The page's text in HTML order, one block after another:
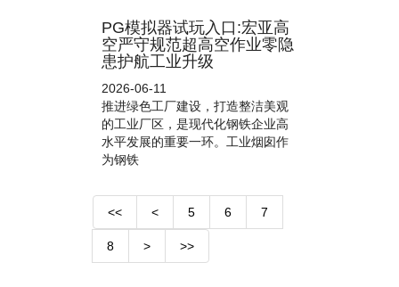
PG模拟器试玩入口:宏亚高
空严守规范超高空作业零隐
患护航工业升级
2026-06-11
推进绿色工厂建设，打造整洁美观
的工业厂区，是现代化钢铁企业高
水平发展的重要一环。工业烟囱作
为钢铁
<< < 5 6 7
8 > >>